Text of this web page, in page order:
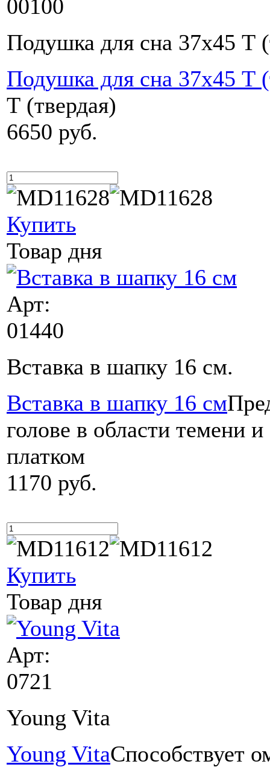
00100
Подушка для сна 37х45 Т
Подушка для сна 37х45 Т
Т (твердая)
6650 руб.
Купить
Товар дня
Арт:
01440
Вставка в шапку 16 cм.
Вставка в шапку 16 см
голове в области темени
платком
1170 руб.
Купить
Товар дня
Арт:
0721
Young Vita
Young VitaCпособствует